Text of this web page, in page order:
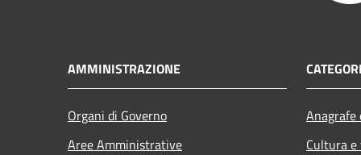
AMMINISTRAZIONE
Organi di Governo
Aree Amministrative
Cultura